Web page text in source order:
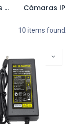
Cámaras Análogas Cámaras IP
10 items found.